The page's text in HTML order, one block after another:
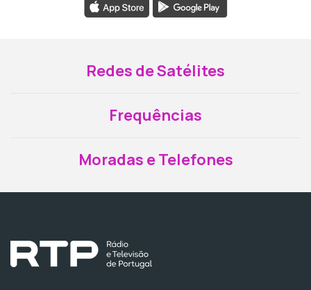
Redes de Satélites
Frequências
Moradas e Telefones